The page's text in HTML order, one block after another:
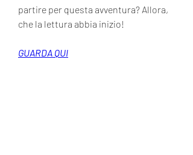
partire per questa avventura? Allora,
che la lettura abbia inizio!
GUARDA QUI